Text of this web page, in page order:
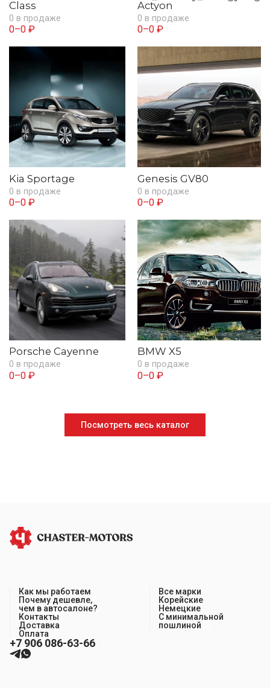
Class
0 в продаже
0–0 ₽
Actyon
0 в продаже
0–0 ₽
Kia Sportage
0 в продаже
0–0 ₽
Genesis GV80
0 в продаже
0–0 ₽
Porsche Cayenne
0 в продаже
0–0 ₽
BMW X5
0 в продаже
0–0 ₽
Посмотреть весь каталог
Как мы работаем
Почему дешевле,
чем в автосалоне?
Контакты
Доставка
Оплата
Все марки
Корейские
Немецкие
С минимальной
пошлиной
+7 906 086-63-66